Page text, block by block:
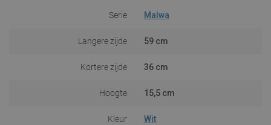
Serie Malwa
Langere zijde 59 cm
Kortere zijde 36 cm
Hoogte 15,5 cm
Kleur Wit